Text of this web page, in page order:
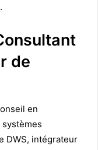
de
en
DWS, intégrateur